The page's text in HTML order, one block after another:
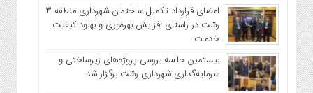
امضای قرارداد تکمیل ساختمان شهرداری منطقه ۳
رشت در راستای افزایش بهره‌وری و بهبود کیفیت
خدمات
بیستمین جلسه بررسی پروژه‌های زیرساختی و
سرمایه‌گذاری شهرداری رشت برگزار شد